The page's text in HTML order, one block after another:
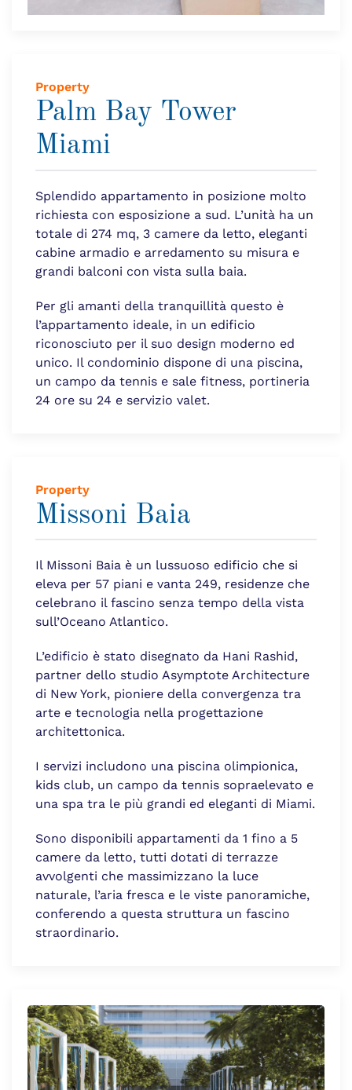
Property
Palm Bay Tower
Miami
Splendido appartamento in posizione molto
richiesta con esposizione a sud. L’unità ha un
totale di 274 mq, 3 camere da letto, eleganti
cabine armadio e arredamento su misura e
grandi balconi con vista sulla baia.
Per gli amanti della tranquillità questo è
l’appartamento ideale, in un edificio
riconosciuto per il suo design moderno ed
unico. Il condominio dispone di una piscina,
un campo da tennis e sale fitness, portineria
24 ore su 24 e servizio valet.
Property
Missoni Baia
Il Missoni Baia è un lussuoso edificio che si
eleva per 57 piani e vanta 249, residenze che
celebrano il fascino senza tempo della vista
sull’Oceano Atlantico.
L’edificio è stato disegnato da Hani Rashid,
partner dello studio Asymptote Architecture
di New York, pioniere della convergenza tra
arte e tecnologia nella progettazione
architettonica.
I servizi includono una piscina olimpionica,
kids club, un campo da tennis sopraelevato e
una spa tra le più grandi ed eleganti di Miami.
Sono disponibili appartamenti da 1 fino a 5
camere da letto, tutti dotati di terrazze
avvolgenti che massimizzano la luce
naturale, l’aria fresca e le viste panoramiche,
conferendo a questa struttura un fascino
straordinario.